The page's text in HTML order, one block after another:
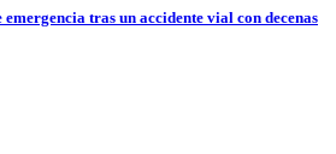
tras un accidente vial con decenas